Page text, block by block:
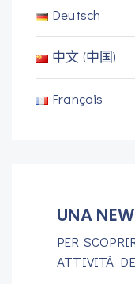
Deutsch
中文 (中国)
Français
UNA
PER
ATTIVITÀ